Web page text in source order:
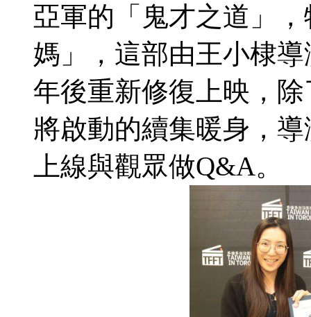
亞軍的「鬼才之道」
媽」，這部由王小棣
年後重新修復上映，
將啟動的續集暖身，
上線與觀眾做Q&A。